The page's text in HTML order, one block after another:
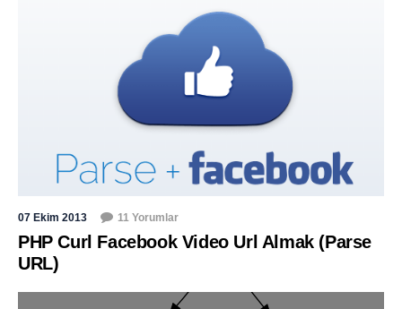
07 Ekim 2013 11 Yorumlar
PHP Curl Facebook Video Url Almak (Parse
URL)